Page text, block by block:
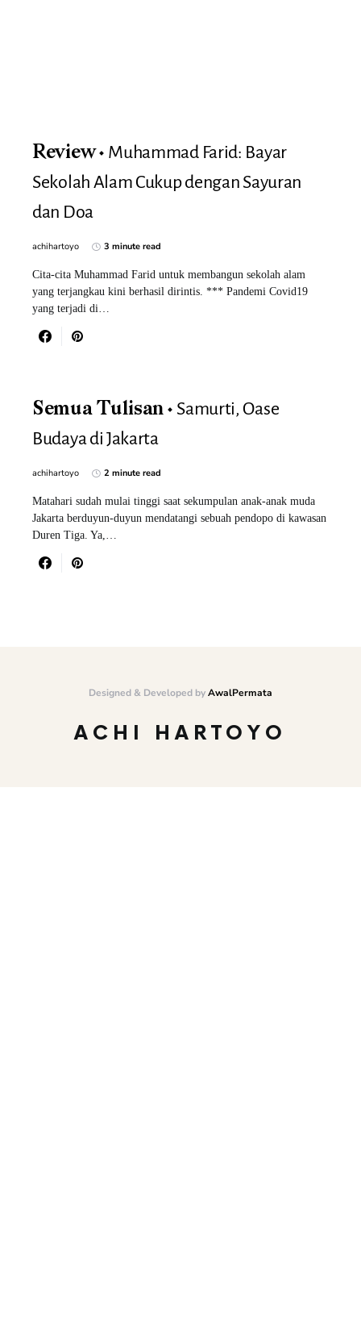
Review
Muhammad Farid: Bayar
Sekolah Alam Cukup dengan Sayuran
dan Doa
achihartoyo 3 minute read
Cita-cita Muhammad Farid untuk membangun sekolah alam
yang terjangkau kini berhasil dirintis. *** Pandemi Covid19
yang terjadi di…
Semua Tulisan
Samurti, Oase
Budaya di Jakarta
achihartoyo 2 minute read
Matahari sudah mulai tinggi saat sekumpulan anak-anak muda
Jakarta berduyun-duyun mendatangi sebuah pendopo di kawasan
Duren Tiga. Ya,…
Designed & Developed byAwalPermata
ACHI HARTOYO